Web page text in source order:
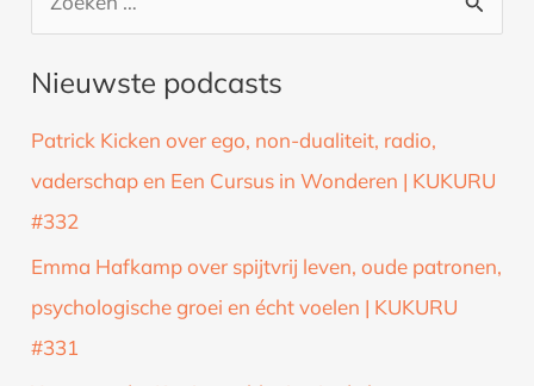
e
k
a
Nieuwste podcasts
Patrick Kicken over ego, non-dualiteit, radio,
vaderschap en Een Cursus in Wonderen | KUKURU
#332
Emma Hafkamp over spijtvrij leven, oude patronen,
psychologische groei en écht voelen | KUKURU
#331